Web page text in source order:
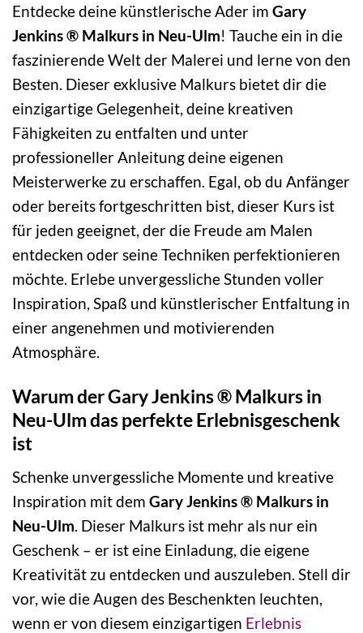
Entdecke deine künstlerische Ader im Gary
Jenkins ® Malkurs in Neu-Ulm! Tauche ein in die
faszinierende Welt der Malerei und lerne von den
Besten. Dieser exklusive Malkurs bietet dir die
einzigartige Gelegenheit, deine kreativen
Fähigkeiten zu entfalten und unter
professioneller Anleitung deine eigenen
Meisterwerke zu erschaffen. Egal, ob du Anfänger
oder bereits fortgeschritten bist, dieser Kurs ist
für jeden geeignet, der die Freude am Malen
entdecken oder seine Techniken perfektionieren
möchte. Erlebe unvergessliche Stunden voller
Inspiration, Spaß und künstlerischer Entfaltung in
einer angenehmen und motivierenden
Atmosphäre.
Warum der Gary Jenkins ® Malkurs in
Neu-Ulm das perfekte Erlebnisgeschenk
ist
Schenke unvergessliche Momente und kreative
Inspiration mit dem Gary Jenkins ® Malkurs in
Neu-Ulm . Dieser Malkurs ist mehr als nur ein
Geschenk – er ist eine Einladung, die eigene
Kreativität zu entdecken und auszuleben. Stell dir
vor, wie die Augen des Beschenkten leuchten,
wenn er von diesem einzigartigen Erlebnis